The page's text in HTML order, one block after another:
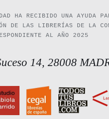
HA RECIBIDO UNA AYUDA
DE LAS LIBRERÍAS DE LA
AL AÑO 2025
14, 28008